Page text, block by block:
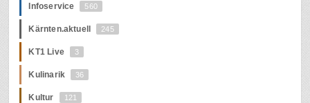
Infoservice 560
Kärnten.aktuell 245
KT1 Live 3
Kulinarik 36
Kultur 121